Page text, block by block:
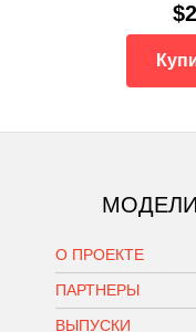
О ПРОЕКТЕ
ПАРТНЕРЫ
ВЫПУСКИ